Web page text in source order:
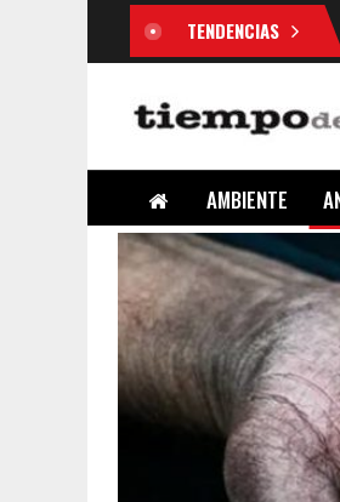
TENDENCIAS
AMBIENTE